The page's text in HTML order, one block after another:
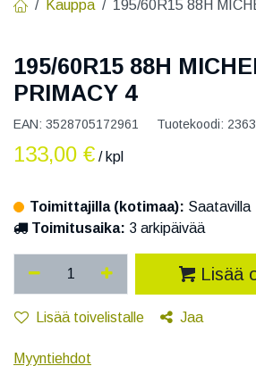
Kauppa 195/60R15 88H
195/60R15 88H
PRIMACY 4
EAN: 3528705172961 Tuotekoodi:
133,00 € / kpl
Toimittajilla (kotimaa): Saatavilla
Toimitusaika: 3 arkipäivää
Lisää
Lisää toivelistalle Jaa
Myyntiehdot